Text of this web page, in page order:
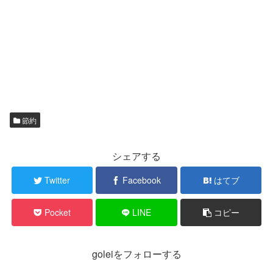
節約
シェアする
Twitter Facebook はてブ
Pocket LINE コピー
goleiをフォローする